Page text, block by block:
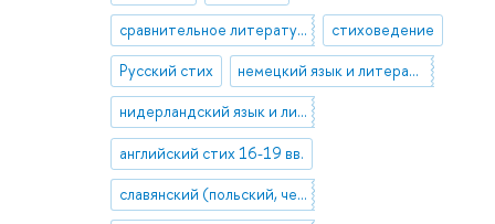
сравнительное литературоведение стиховедение
Русский стих немецкий язык и литература
нидерландский язык и литература
английский стих 16-19 вв.
славянский (польский, чешский, украинский, сербский, болгарский) стих